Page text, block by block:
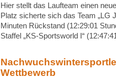
Hier stellt das Laufteam einen
Platz sicherte sich das Team „LG
Minuten Rückstand (12:29:01
Staffel „KS-Sportsworld I“
Wettbewerb